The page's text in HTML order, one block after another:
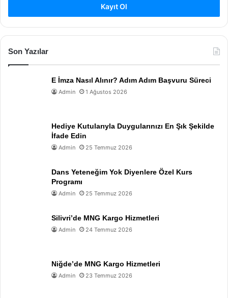
Kayıt Ol
Son Yazılar
E İmza Nasıl Alınır? Adım Adım Başvuru Süreci
Admin 1 Ağustos 2026
Hediye Kutularıyla Duygularınızı En Şık Şekilde
İfade Edin
Admin 25 Temmuz 2026
Dans Yeteneğim Yok Diyenlere Özel Kurs
Programı
Admin 25 Temmuz 2026
Silivri’de MNG Kargo Hizmetleri
Admin 24 Temmuz 2026
Niğde’de MNG Kargo Hizmetleri
Admin 23 Temmuz 2026